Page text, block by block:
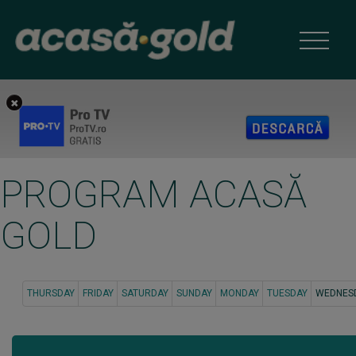
PROGRAM ACASĂ
GOLD
THURSDAY FRIDAY SATURDAY SUNDAY MONDAY TUESDAY